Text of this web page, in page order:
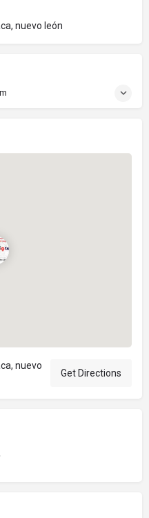
nuevo león
nuevo
Get Directions